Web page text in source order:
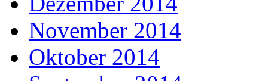
November 2014
Oktober 2014